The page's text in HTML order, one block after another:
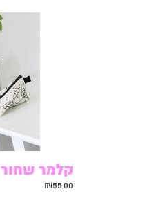
קלמר
₪55.00